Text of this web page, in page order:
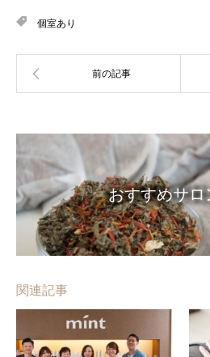
個室あり
おすすめサロ
関連記事